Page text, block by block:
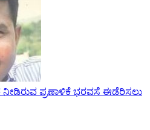
ನೀಡಿರುವ ಪ್ರಣಾಳಿಕೆ ಭರವಸೆ ಈಡೆರಿಸಲು